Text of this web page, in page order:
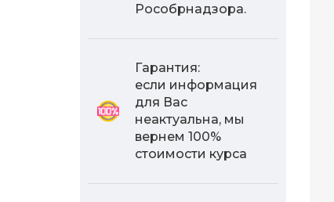
Рособрнадзора.
Гарантия:
если информация
для Вас
неактуальна, мы
вернем 100%
стоимости курса